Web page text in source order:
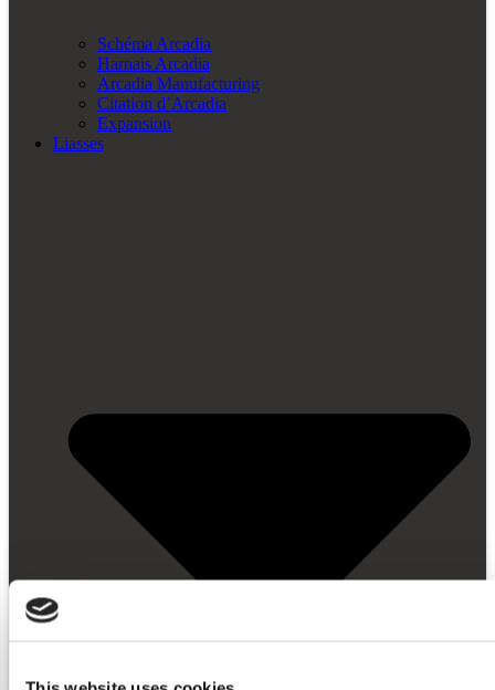
Schéma Arcadia
Harnais Arcadia
Arcadia Manufacturing
Citation d’Arcadia
Expansion
Liasses